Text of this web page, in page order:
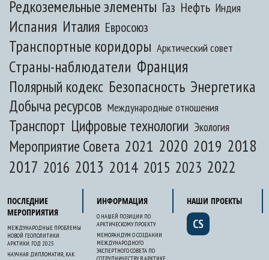
Редкоземельные элементы Газ Нефть Индия
Испания Италия Евросоюз
Транспортные коридоры Арктический совет
Страны-наблюдатели Франция
Полярный кодекс Безопасность Энергетика
Добыча ресурсов Международные отношения
Транспорт Цифровые технологии Экология
Мероприятие Совета 2021 2020 2019 2018
2017 2016 2013 2014 2015 2023 2022
ПОСЛЕДНИЕ
МЕРОПРИЯТИЯ
МЕЖДУНАРОДНЫЕ ПРОБЛЕМЫ
НОВОЙ ГЕОПОЛИТИКИ
АРКТИКИ. ГОД 2025
НАУЧНАЯ ДИПЛОМАТИЯ, КАК
ИНФОРМАЦИЯ
О НАШЕЙ ПОЗИЦИИ ПО
АРКТИЧЕСКОМУ ПРОЕКТУ
МЕМОРАНДУМ О СОЗДАНИИ
МЕЖДУНАРОДНОГО
ЭКСПЕРТНОГО СОВЕТА ПО
СОТРУДНИЧЕСТВУ В АРКТИКЕ
НАШИ ПРОЕКТЫ
CS